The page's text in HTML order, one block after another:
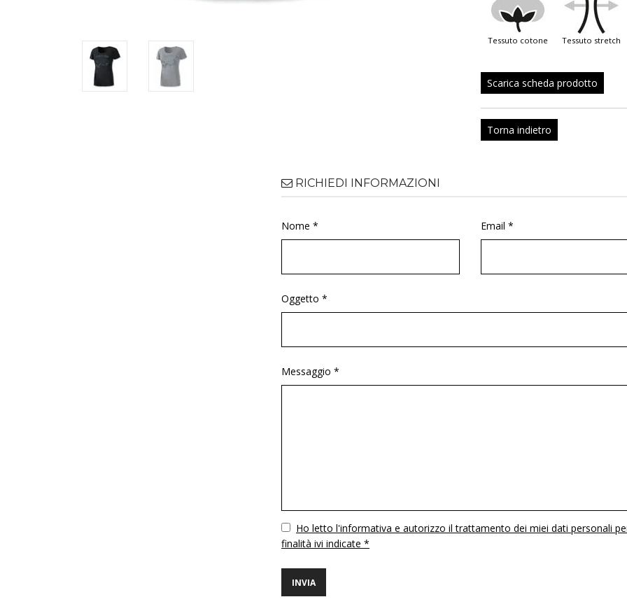
tessuto cotone tessuto stretch
Scarica scheda prodotto
Torna indietro
RICHIEDI INFORMAZIONI
Nome * Email *
Oggetto *
Messaggio *
VuotoHo letto l'informativa e autorizzo il trattamento dei miei dati personali
finalità ivi indicate *